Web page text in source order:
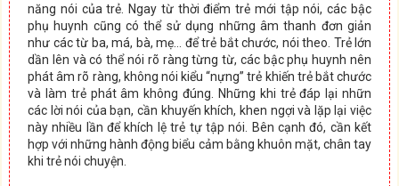
năng nói của trẻ. Ngay từ thời điểm trẻ mới tập nói, các bậc
phụ huynh cũng có thể sử dụng những âm thanh đơn giản
như các từ ba, má, bà, mẹ… để trẻ bắt chước, nói theo. Trẻ lớn
dần lên và có thể nói rõ ràng từng từ, các bậc phụ huynh nên
phát âm rõ ràng, không nói kiểu “nựng” trẻ khiến trẻ bắt chước
và làm trẻ phát âm không đúng. Những khi trẻ đáp lại nhữn
các lời nói của bạn, cần khuyến khích, khen ngợi và lặp lại việc
này nhiều lần để khích lệ trẻ tự tập nói. Bên cạnh đó, cần kết
hợp với những hành động biểu cảm bằng khuôn mặt, chân tay
khi trẻ nói chuyện.